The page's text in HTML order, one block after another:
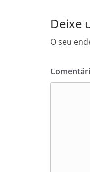
Deixe
O seu